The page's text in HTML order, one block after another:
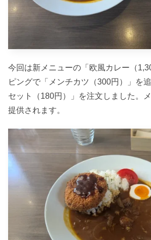
今回は新メニューの「欧風カレー（
ピングで「メンチカツ（300円）」を
セット（180円）」を注文しました。
提供されます。